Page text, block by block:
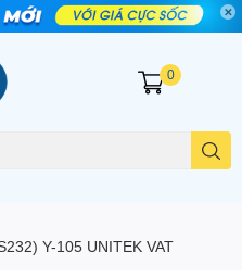
0
Y-105 UNITEK VAT